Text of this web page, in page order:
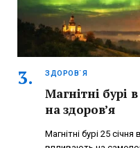
ЗДОРОВ`Я
Магнітні бурі
на здоров’я
Магнітні бурі 25